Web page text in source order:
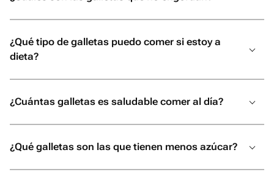
¿Qué tipo de galletas puedo comer si estoy a
dieta?
¿Cuántas galletas es saludable comer al día?
¿Qué galletas son las que tienen menos azúcar?